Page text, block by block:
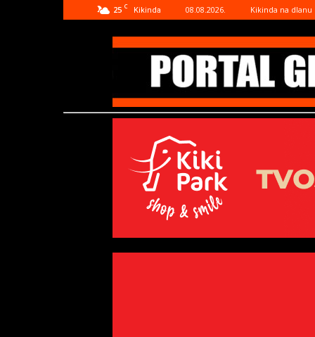
25 C Kikinda 08.08.2026. Kikinda na dlanu